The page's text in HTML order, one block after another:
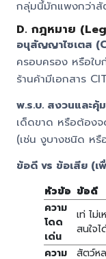
กลุ่มนี้มักแพงกว่าสั
D. กฎหมาย
อนุสัญญาไซเตส
ครอบครอง หรือใบ
ร้านค้ามีเอกสาร
พ.ร.บ. สงวนและคุ้
เด็ดขาด หรือต้อง
(เช่น งูบางชนิด ห
ข้อดี vs ข้อเสีย (เ
หัวข้อ ข้อดี
ความ
โดด
เด่น
เท่ ไม่
สนใจ
ความ
สัตว์ห